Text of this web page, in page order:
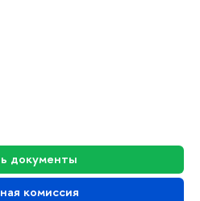
документы
комиссия